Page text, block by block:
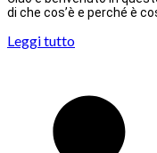
di che cos’è e perché è
Leggi tutto